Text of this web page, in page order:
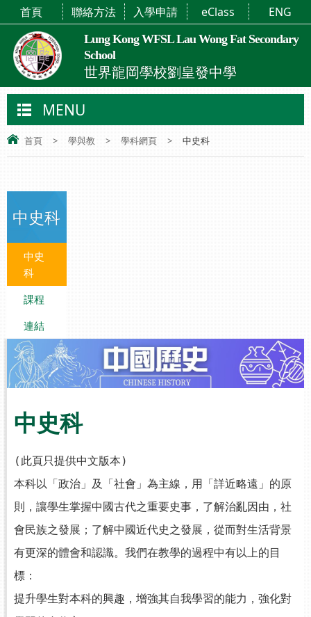
Lung Kong WFSL Lau Wong Fat Secondary
School
世界龍岡學校劉皇發中學
首頁 聯絡方法 入學申請 eClass ENG
MENU
首頁 > 學與教 > 學科網頁 > 中史科
中史科
中史
科
課程
連結
中史科
(此頁只提供中文版本)
本科以「政治」及「社會」為主線，用「詳近略遠」的原
則，讓學生掌握中國古代之重要史事，了解治亂因由，社
會民族之發展；了解中國近代史之發展，從而對生活背景
有更深的體會和認識。我們在教學的過程中有以上的目
標：
提升學生對本科的興趣，增強其自我學習的能力，強化對